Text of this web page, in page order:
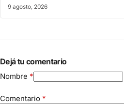
9 agosto, 2026
Dejá tu comentario
Nombre *
Comentario *